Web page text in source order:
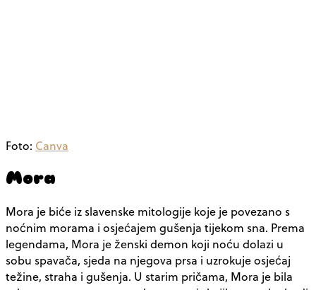
Foto: Canva
Mora
Mora je biće iz slavenske mitologije koje je povezano s
noćnim morama i osjećajem gušenja tijekom sna. Prema
legendama, Mora je ženski demon koji noću dolazi u
sobu spavača, sjeda na njegova prsa i uzrokuje osjećaj
težine, straha i gušenja. U starim pričama, Mora je bila